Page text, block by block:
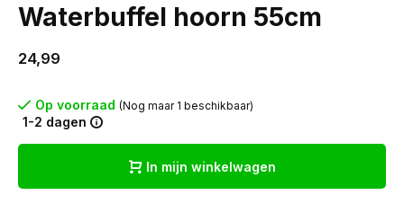
Waterbuffel hoorn 55cm
24,99
Op voorraad (Nog maar 1 beschikbaar)
1-2 dagen
In mijn winkelwagen